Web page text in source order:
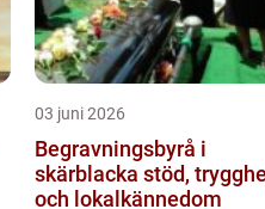
03 juni 2026
Begravningsbyrå i
skärblacka stöd, trygghet
och lokalkännedom